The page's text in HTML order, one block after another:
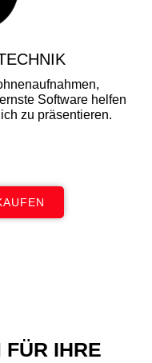
Software helfen
zu präsentieren.
IHRE